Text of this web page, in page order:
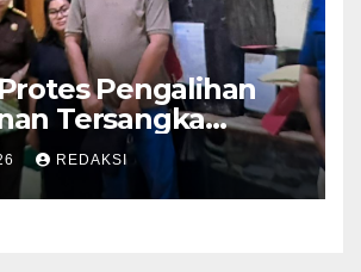
Pengalihan
Tersangka
Merek Skincare,
Kejati Jatim:
Tegur Jaksanya
REDAKSI